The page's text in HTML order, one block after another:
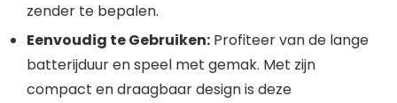
zender te bepalen.
Eenvoudig te Gebruiken: Profiteer van de lange
batterijduur en speel met gemak. Met zijn
compact en draagbaar design is deze